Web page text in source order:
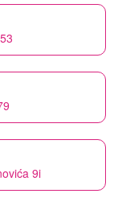
9i